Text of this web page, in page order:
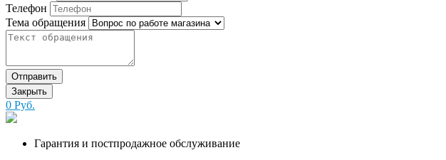
Телефон
Тема обращения
Отправить
Закрыть
0 Руб.
Гарантия и постпродажное обслуживание